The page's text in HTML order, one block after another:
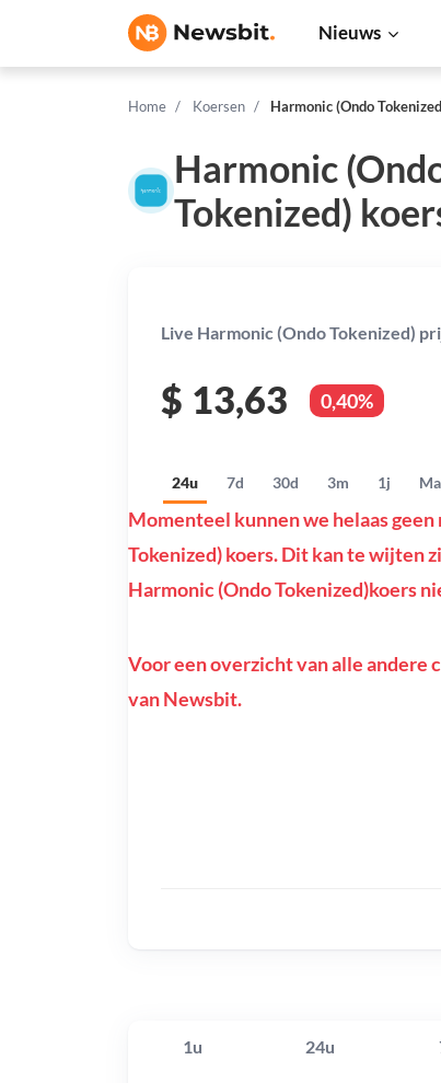
Nieuws
Home Koersen Harmonic (Ondo
Harmonic
Tokenized)
Live Harmonic (Ondo Tokenized)
$ 13,63 0,40%
24u 7d 30d 3m 1j
Momenteel kunnen we helaas
Tokenized) koers. Dit kan te wijten
Harmonic (Ondo Tokenized)koers
Voor een overzicht van alle andere
van Newsbit.
1u 24u